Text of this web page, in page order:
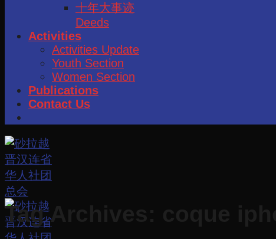
十年大事迹
Deeds
Activities
Activities Update
Youth Section
Women Section
Publications
Contact Us
Tag Archives: